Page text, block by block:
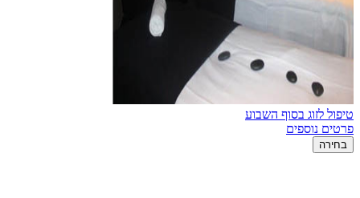
טיפול לזוג בסוף השבוע
פרטים נוספים
בחירה